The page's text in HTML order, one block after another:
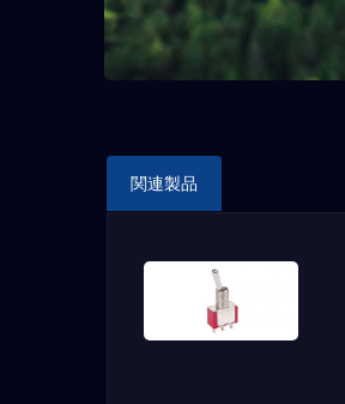
関連製品
7Mシリーズ